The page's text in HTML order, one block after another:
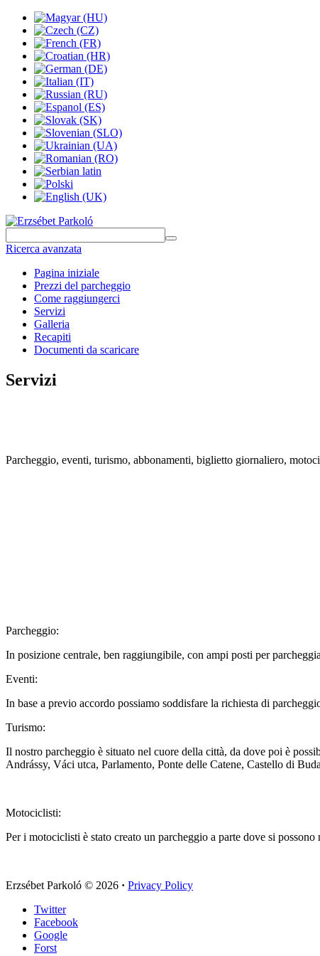
Ricerca avanzata
Pagina iniziale
Prezzi del parcheggio
Come raggiungerci
Servizi
Galleria
Recapiti
Documenti da scaricare
Servizi
Parcheggio, eventi, turismo, abbonamenti, biglietto giornaliero,
Parcheggio:
In posizione centrale, ben raggiungibile, con ampi posti per
Eventi:
In base a previo accordo possiamo soddisfare la richiesta di
Turismo:
Il nostro parcheggio è situato nel cuore della città, da dove poi è
Andrássy, Váci utca, Parlamento, Ponte delle Catene, Castello di
Motociclisti:
Per i motociclisti è stato creato un parcheggio a parte dove si
Erzsébet Parkoló © 2026 · Privacy Policy
Twitter
Facebook
Google
Forst